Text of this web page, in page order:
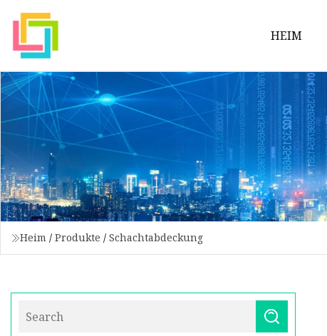
HEIM
Heim / Produkte / Schachtabdeckung